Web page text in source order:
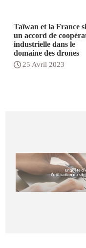
Taïwan et la France
un accord de
industrielle dans le
domaine des drones
25 Avril 2023